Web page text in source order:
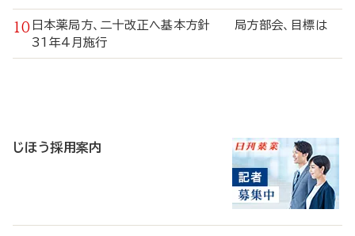
日本薬局方、二十改正へ基本方針 局方部会、目標は
31年4月施行
じほう採用案内